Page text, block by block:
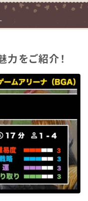
力をご紹介！